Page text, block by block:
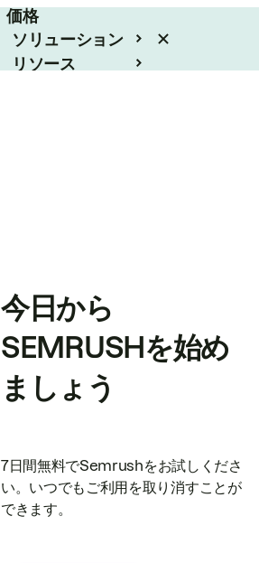
価格
ソリューション
リソース
今日から
SEMRUSHを始め
ましょう
7日間無料でSemrushをお試しくださ
い。いつでもご利用を取り消すことが
できます。